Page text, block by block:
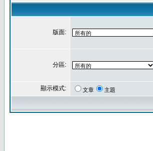
版面:
分區:
顯示模式: 文章 主題